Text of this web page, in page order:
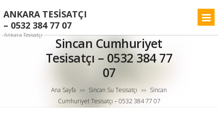
ANKARA TESISATÇI
– 0532 384 77 07
Ankara Tesisatçı
Sincan Cumhuriyet
Tesisatçı – 0532 384 77
07
Ana Sayfa >> Sincan Su Tesisatçı >>
Sincan
Cumhuriyet Tesisatçı – 0532 384 77 07